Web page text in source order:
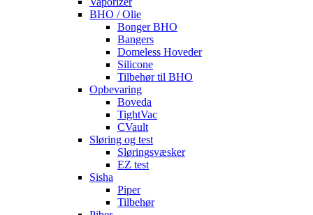
BHO / Olie
Bonger BHO
Bangers
Domeless Hoveder
Silicone
Tilbehør til BHO
Opbevaring
Boveda
TightVac
CVault
Sløring og test
Sløringsvæsker
EZ test
Sisha
Piper
Tilbehør